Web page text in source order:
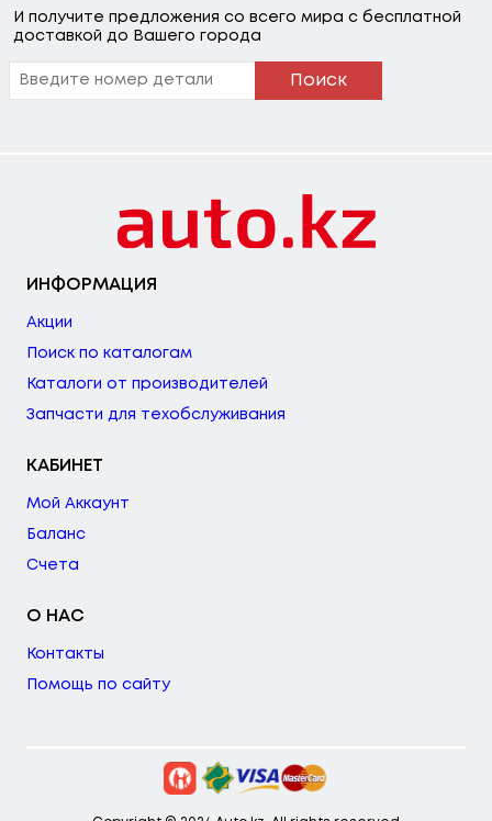
И получите предложения со всего мира с бесплатной
доставкой до Вашего города
Поиск
ИНФОРМАЦИЯ
Акции
Поиск по каталогам
Каталоги от производителей
Запчасти для техобслуживания
КАБИНЕТ
Мой Аккаунт
Баланс
Счета
О НАС
Контакты
Помощь по сайту